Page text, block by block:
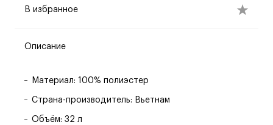
В избранное
Описание
Материал: 100% полиэстер
Страна-производитель: Вьетнам
Объём: 32 л